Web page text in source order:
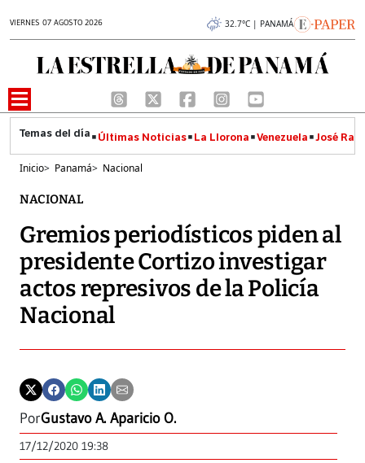
VIERNES 07 AGOSTO 2026 32.7°C | PANAMÁ
Últimas Noticias La Llorona Venezuela José
Inicio> Panamá> Nacional
NACIONAL
Gremios periodísticos piden al
presidente Cortizo investigar
actos represivos de la Policía
Nacional
PorGustavo A. Aparicio O.
17/12/2020 19:38